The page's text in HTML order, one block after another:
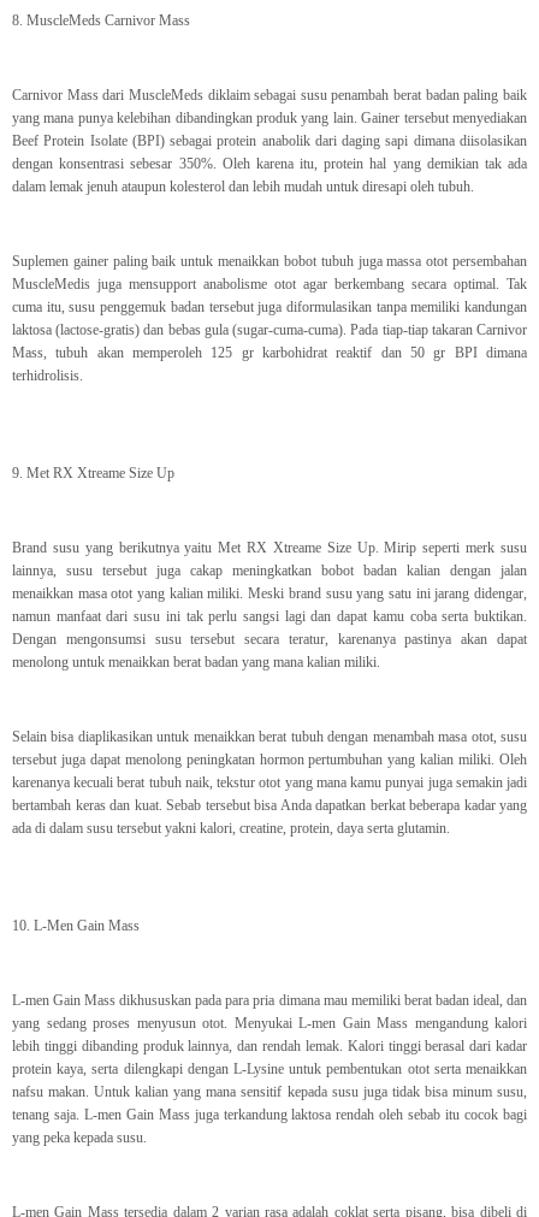
8. MuscleMeds Carnivor Mass
Carnivor Mass dari MuscleMeds diklaim sebagai susu penambah berat badan paling baik
yang mana punya kelebihan dibandingkan produk yang lain. Gainer tersebut menyediakan
Beef Protein Isolate (BPI) sebagai protein anabolik dari daging sapi dimana diisolasikan
dengan konsentrasi sebesar 350%. Oleh karena itu, protein hal yang demikian tak ada
dalam lemak jenuh ataupun kolesterol dan lebih mudah untuk diresapi oleh tubuh.
Suplemen gainer paling baik untuk menaikkan bobot tubuh juga massa otot persembahan
MuscleMedis juga mensupport anabolisme otot agar berkembang secara optimal. Tak
cuma itu, susu penggemuk badan tersebut juga diformulasikan tanpa memiliki kandungan
laktosa (lactose-gratis) dan bebas gula (sugar-cuma-cuma). Pada tiap-tiap takaran Carnivor
Mass, tubuh akan memperoleh 125 gr karbohidrat reaktif dan 50 gr BPI dimana
terhidrolisis.
9. Met RX Xtreame Size Up
Brand susu yang berikutnya yaitu Met RX Xtreame Size Up. Mirip seperti merk susu
lainnya, susu tersebut juga cakap meningkatkan bobot badan kalian dengan jalan
menaikkan masa otot yang kalian miliki. Meski brand susu yang satu ini jarang didengar,
namun manfaat dari susu ini tak perlu sangsi lagi dan dapat kamu coba serta buktikan.
Dengan mengonsumsi susu tersebut secara teratur, karenanya pastinya akan dapat
menolong untuk menaikkan berat badan yang mana kalian miliki.
Selain bisa diaplikasikan untuk menaikkan berat tubuh dengan menambah masa otot, susu
tersebut juga dapat menolong peningkatan hormon pertumbuhan yang kalian miliki. Oleh
karenanya kecuali berat tubuh naik, tekstur otot yang mana kamu punyai juga semakin jadi
bertambah keras dan kuat. Sebab tersebut bisa Anda dapatkan berkat beberapa kadar yang
ada di dalam susu tersebut yakni kalori, creatine, protein, daya serta glutamin.
10. L-Men Gain Mass
L-men Gain Mass dikhususkan pada para pria dimana mau memiliki berat badan ideal, dan
yang sedang proses menyusun otot. Menyukai L-men Gain Mass mengandung kalori
lebih tinggi dibanding produk lainnya, dan rendah lemak. Kalori tinggi berasal dari kadar
protein kaya, serta dilengkapi dengan L-Lysine untuk pembentukan otot serta menaikkan
nafsu makan. Untuk kalian yang mana sensitif kepada susu juga tidak bisa minum susu,
tenang saja. L-men Gain Mass juga terkandung laktosa rendah oleh sebab itu cocok bagi
yang peka kepada susu.
L-men Gain Mass tersedia dalam 2 varian rasa adalah coklat serta pisang, bisa dibeli di